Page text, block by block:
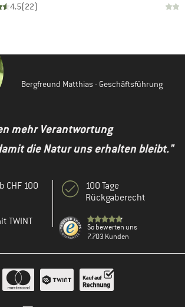
4.5(22)
Bergfreund Matthias - Geschäftsführung
mehr Verantwortung
die Natur uns erhalten bleibt."
CHF 100
TWINT
100 Tage
Rückgaberecht
So bewerten uns
7.703 Kunden